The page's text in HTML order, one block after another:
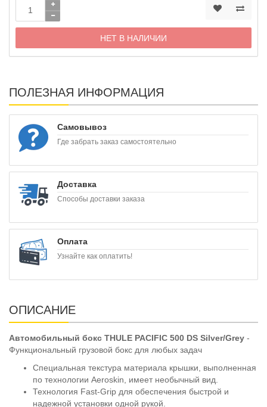
НЕТ В НАЛИЧИИ
ПОЛЕЗНАЯ ИНФОРМАЦИЯ
Самовывоз
Где забрать заказ самостоятельно
Доставка
Способы доставки заказа
Оплата
Узнайте как оплатить!
ОПИСАНИЕ
Автомобильный бокс THULE PACIFIC 500 DS Silver/Grey -
Функциональный грузовой бокс для любых задач
Специальная текстура материала крышки, выполненная
по технологии Aeroskin, имеет необычный вид.
Технология Fast-Grip для обеспечения быстрой и
надежной установки одной рукой.